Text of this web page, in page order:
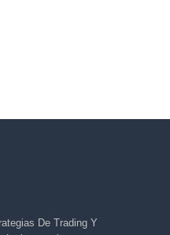
De Trading Y